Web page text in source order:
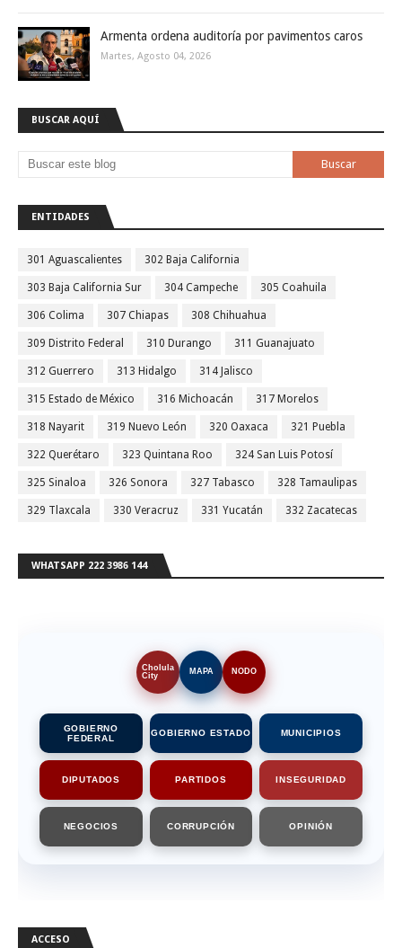
Armenta ordena auditoría por pavimentos caros
Martes, Agosto 04, 2026
BUSCAR AQUÍ
ENTIDADES
301 Aguascalientes 302 Baja California
303 Baja California Sur 304 Campeche 305 Coahuila
306 Colima 307 Chiapas 308 Chihuahua
309 Distrito Federal 310 Durango 311 Guanajuato
312 Guerrero 313 Hidalgo 314 Jalisco
315 Estado de México 316 Michoacán 317 Morelos
318 Nayarit 319 Nuevo León 320 Oaxaca 321 Puebla
322 Querétaro 323 Quintana Roo 324 San Luis Potosí
325 Sinaloa 326 Sonora 327 Tabasco 328 Tamaulipas
329 Tlaxcala 330 Veracruz 331 Yucatán 332 Zacatecas
WHATSAPP 222 3986 144
Cholula
City
MAPA NODO
GOBIERNO
FEDERAL
GOBIERNO ESTADO MUNICIPIOS
DIPUTADOS PARTIDOS INSEGURIDAD
NEGOCIOS CORRUPCIÓN OPINIÓN
ACCESO